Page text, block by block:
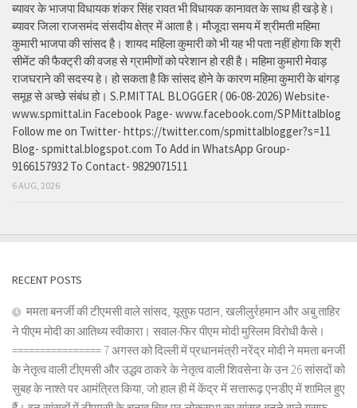
ब्यावर के भाजपा विधायक शंकर सिंह रावत भी विधायक कानावत के साथ ही खड़े हे।
ब्यावर जिला राजसमंद संसदीय क्षेत्र में आता है। मौजूदा समय में श्रीमती महिमा
कुमारी भाजपा की सांसद है। शायद महिला कुमारी को भी यह भी पता नहीं होगा कि श्री
सीमेंट की फैक्ट्री की वजह से ग्रामीणों को परेशान हो रही है। महिमा कुमारी मेवाड़
राजघराने की सदस्य हे। हो सकता है कि सांसद होने के कारण महिमा कुमारी के बांगड़
समूह से अच्छे संबंध हो। S.P.MITTAL BLOGGER ( 06-08-2026) Website-
www.spmittal.in Facebook Page- www.facebook.com/SPMittalblog
Follow me on Twitter- https://twitter.com/spmittalblogger?s=11
Blog- spmittal.blogspot.com To Add in WhatsApp Group-
9166157932 To Contact- 9829071511
6 AUG, 2026
RECENT POSTS
ममता बनर्जी की टीएमसी वाले सांसद, यूसुफ पठान, खलीलुर्रहमान और अबु ताहिर
ने पीएम मोदी का आतिथ्य स्वीकारा। सवाल-फिर पीएम मोदी मुस्लिम विरोधी कैसे।
================ 7 अगस्त को दिल्ली में प्रधानमंत्री नरेंद्र मोदी ने ममता बनर्जी
के नेतृत्व वाली टीएमसी और उद्धव ठाकरे के नेतृत्व वाली शिवसेना के उन 26 सांसदों को
सुबह के नाश्ते पर आमंत्रित किया, जो हाल ही में केंद्र में सत्तारूढ़ एनडीए में शामिल हुए